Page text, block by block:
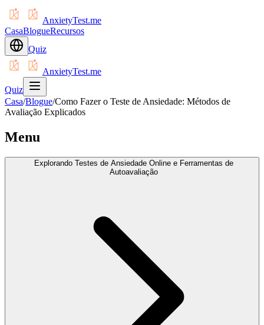
AnxietyTest.me
CasaBlogueRecursos
Quiz
AnxietyTest.me
Quiz
Casa/Blogue/Como Fazer o Teste de Ansiedade: Métodos de
Avaliação Explicados
Menu
Explorando Testes de Ansiedade Online e Ferramentas de
Autoavaliação